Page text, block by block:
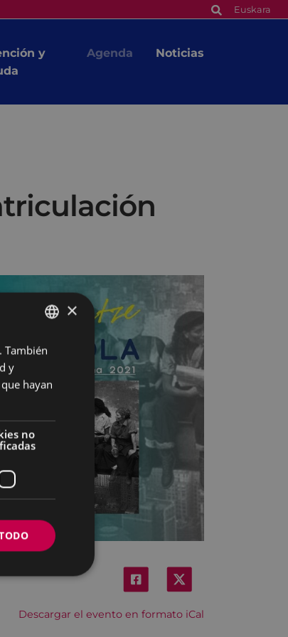
Euskara
y
Agenda Noticias
Descargar el evento en formato iCal
BASQUE
×
También
y
hayan
no